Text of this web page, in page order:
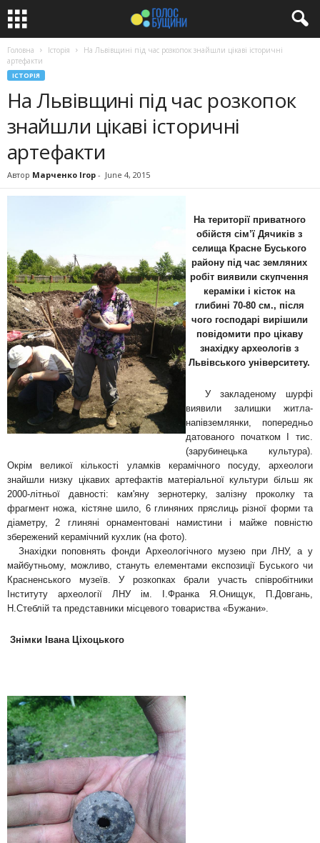
Головна Історія
На Львівщині під час розкопок знайшли цікаві історичні
артефакти
ІСТОРІЯ
На Львівщині під час розкопок
знайшли цікаві історичні
артефакти
Автор Марченко Ігор - June 4, 2015
На території приватного
обійстя сім’ї Дячиків з
селища Красне Буського
району під час земляних
робіт виявили скупчення
кераміки і кісток на
глибині 70-80 см., після
чого господарі вирішили
повідомити про цікаву
знахідку археологів з
Львівського університету.
У закладеному шурфі
виявили залишки житла-
напівземлянки, попередньо
датованого початком І тис.
(зарубинецька культура).
Окрім великої кількості уламків керамічного посуду, археологи
знайшли низку цікавих артефактів матеріальної культури більш як
2000-літньої давності: кам'яну зернотерку, залізну проколку та
фрагмент ножа, кістяне шило, 6 глиняних пряслиць різної форми та
діаметру, 2 глиняні орнаментовані намистини і майже повністю
збережений керамічний кухлик (на фото).
Знахідки поповнять фонди Археологічного музею при ЛНУ, а у
майбутньому, можливо, стануть елементами експозиції Буського чи
Красненського музеїв. У розкопках брали участь співробітники
Інституту археології ЛНУ ім. І.Франка Я.Онищук, П.Довгань,
Н.Стеблій та представники місцевого товариства «Бужани».
Знімки Івана Ціхоцького